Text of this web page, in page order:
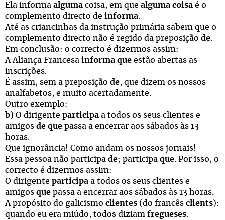
Ela informa alguma coisa, em que alguma coisa é o
complemento directo de informa.
Até as criancinhas da instrução primária sabem que o
complemento directo não é regido da preposição de.
Em conclusão: o correcto é dizermos assim:
A Aliança Francesa informa que estão abertas as
inscrições.
É assim, sem a preposição de, que dizem os nossos
analfabetos, e muito acertadamente.
Outro exemplo:
b) O dirigente participa a todos os seus clientes e
amigos de que passa a encerrar aos sábados às 13
horas.
Que ignorância! Como andam os nossos jornais!
Essa pessoa não participa de; participa que. Por isso, o
correcto é dizermos assim:
O dirigente participa a todos os seus clientes e
amigos que passa a encerrar aos sábados às 13 horas.
A propósito do galicismo clientes (do francês clients):
quando eu era miúdo, todos diziam fregueses.